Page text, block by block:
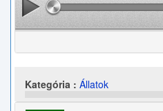
Kategória : Állatok